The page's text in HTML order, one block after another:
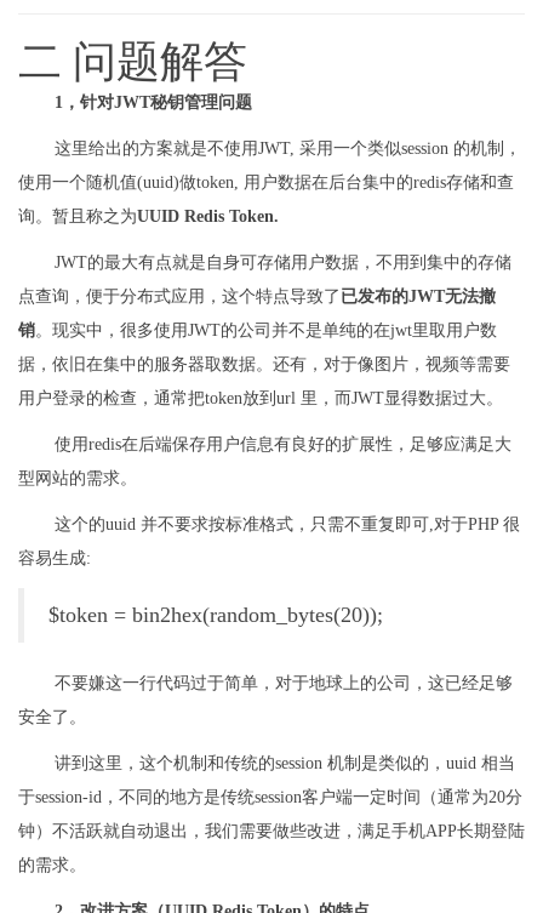
二 问题解答
1，针对JWT秘钥管理问题
这里给出的方案就是不使用JWT, 采用一个类似session 的机制，
使用一个随机值(uuid)做token, 用户数据在后台集中的redis存储和查
询。暂且称之为UUID Redis Token.
JWT的最大有点就是自身可存储用户数据，不用到集中的存储
点查询，便于分布式应用，这个特点导致了 已发布的JWT无法撤
销。现实中，很多使用JWT的公司并不是单纯的在jwt里取用户数
据，依旧在集中的服务器取数据。还有，对于像图片，视频等需要
用户登录的检查，通常把token放到url 里，而JWT显得数据过大。
使用redis在后端保存用户信息有良好的扩展性，足够应满足大
型网站的需求。
这个的uuid 并不要求按标准格式，只需不重复即可,对于PHP 很
容易生成:
$token = bin2hex(random_bytes(20));
不要嫌这一行代码过于简单，对于地球上的公司，这已经足够
安全了。
讲到这里，这个机制和传统的session 机制是类似的，uuid 相当
于session-id，不同的地方是传统session客户端一定时间（通常为20分
钟）不活跃就自动退出，我们需要做些改进，满足手机APP长期登陆
的需求。